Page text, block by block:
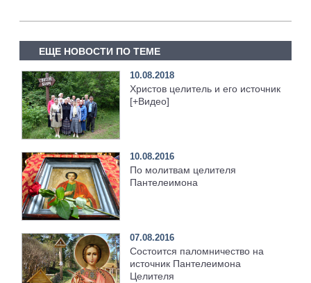
ЕЩЕ НОВОСТИ ПО ТЕМЕ
10.08.2018
Христов целитель и его источник
[+Видео]
10.08.2016
По молитвам целителя
Пантелеимона
07.08.2016
Состоится паломничество на
источник Пантелеимона
Целителя